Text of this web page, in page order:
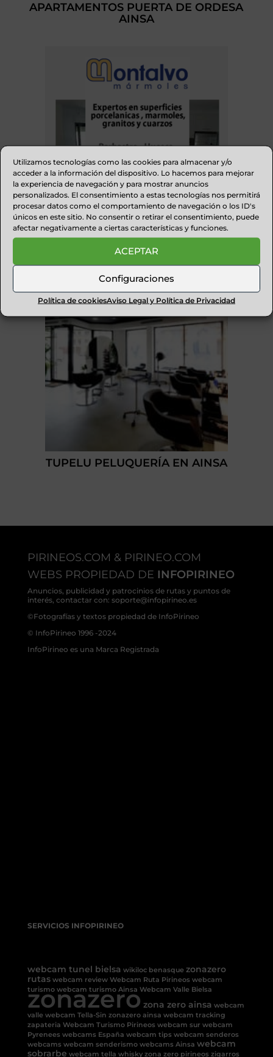
Utilizamos tecnologías como las cookies para almacenar y/o
acceder a la información del dispositivo. Lo hacemos para mejorar
la experiencia de navegación y para mostrar anuncios
personalizados. El consentimiento a estas tecnologías nos permitirá
procesar datos como el comportamiento de navegación o los ID's
únicos en este sitio. No consentir o retirar el consentimiento, puede
afectar negativamente a ciertas características y funciones.
ACEPTAR
Configuraciones
Política de cookiesAviso Legal y Política de Privacidad
APARTAMENTOS PUERTA DE ORDESA
AINSA
MÁRMOLES MONTALVO
TUPELU PELUQUERÍA EN AINSA
PIRINEOS.COM & PIRINEO.COM
WEBS PROPIEDAD DE INFOPIRINEO
Anuncios, publicidad y patrocinios de rutas y puntos de
interés, contactar con: soporte@infopirineo.es
©Fotografías y textos propiedad de InfoPirineo
© InfoPirineo 1996 -2024
InfoPirineo es una Marca Registrada
SERVICIOS INFOPIRINEO
webcam tunel bielsa wikiloc benasque zonazero
rutas webcam review Webcam Ruta Pirineos webcam
turismo webcam turismo Ainsa Webcam Valle Bielsa
zonazero zona zero ainsa webcam
valle webcam Tella-Sin zonazero ainsa webcam tracking
zapateria Webcam Turismo Pirineos webcam sur webcam
Pyrenees webcams España webcam tips webcam senderos
webcams webcam senderismo webcams Ainsa webcam
sobrarbe webcam tella whisky zona zero pirineos zigarros